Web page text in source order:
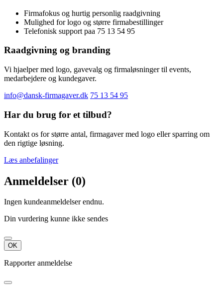
Firmafokus og hurtig personlig raadgivning
Mulighed for logo og større firmabestillinger
Telefonisk support paa 75 13 54 95
Raadgivning og branding
Vi hjaelper med logo, gavevalg og firmaløsninger til events,
medarbejdere og kundegaver.
info@dansk-firmagaver.dk 75 13 54 95
Har du brug for et tilbud?
Kontakt os for større antal, firmagaver med logo eller sparring om
den rigtige løsning.
Læs anbefalinger
Anmeldelser (0)
Ingen kundeanmeldelser endnu.
Din vurdering kunne ikke sendes
OK
Rapporter anmeldelse